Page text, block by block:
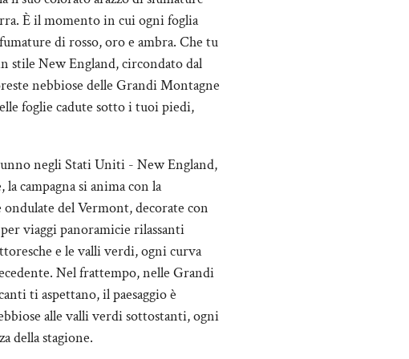
È il momento in cui ogni foglia
di rosso, oro e ambra. Che tu
stile New England, circondato dal
nebbiose delle Grandi Montagne
foglie cadute sotto i tuoi piedi,
negli Stati Uniti - New England,
campagna si anima con la
del Vermont, decorate con
viaggi panoramicie rilassanti
e le valli verdi, ogni curva
Nel frattempo, nelle Grandi
ti aspettano, il paesaggio è
alle valli verdi sottostanti, ogni
della stagione.